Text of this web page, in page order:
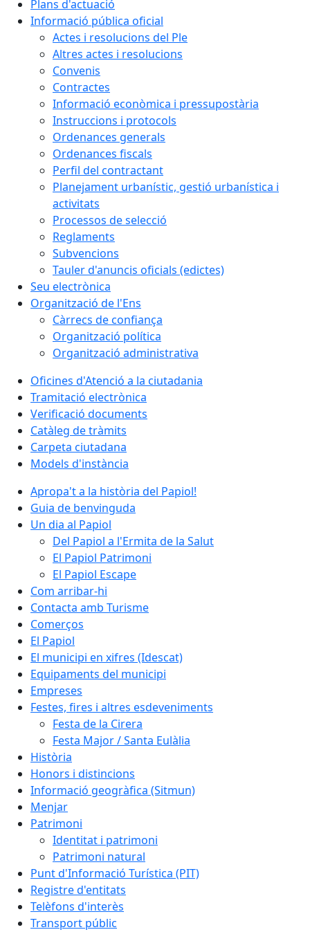
Plans d'actuació
Informació pública oficial
Actes i resolucions del Ple
Altres actes i resolucions
Convenis
Contractes
Informació econòmica i pressupostària
Instruccions i protocols
Ordenances generals
Ordenances fiscals
Perfil del contractant
Planejament urbanístic, gestió urbanística i
activitats
Processos de selecció
Reglaments
Subvencions
Tauler d'anuncis oficials (edictes)
Seu electrònica
Organització de l'Ens
Càrrecs de confiança
Organització política
Organització administrativa
Oficines d'Atenció a la ciutadania
Tramitació electrònica
Verificació documents
Catàleg de tràmits
Carpeta ciutadana
Models d'instància
Apropa't a la història del Papiol!
Guia de benvinguda
Un dia al Papiol
Del Papiol a l'Ermita de la Salut
El Papiol Patrimoni
El Papiol Escape
Com arribar-hi
Contacta amb Turisme
Comerços
El Papiol
El municipi en xifres (Idescat)
Equipaments del municipi
Empreses
Festes, fires i altres esdeveniments
Festa de la Cirera
Festa Major / Santa Eulàlia
Història
Honors i distincions
Informació geogràfica (Sitmun)
Menjar
Patrimoni
Identitat i patrimoni
Patrimoni natural
Punt d'Informació Turística (PIT)
Registre d'entitats
Telèfons d'interès
Transport públic